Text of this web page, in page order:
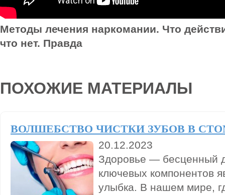
Методы лечения наркомании. Что
что нет. Правда
ПОХОЖИЕ МАТЕРИАЛЫ
ВОЛШЕБСТВО ЧИСТКИ ЗУБОВ В
20.12.2023
Здоровье — бесценный
ключевых компонентов
улыбка. В нашем мире,